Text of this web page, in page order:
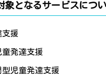
象となるサービスにつ
支援
童発達支援
型児童発達支援